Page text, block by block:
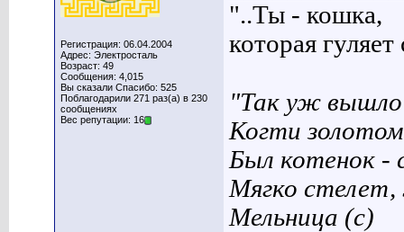
Регистрация: 06.04.2004
Адрес: Электросталь
Возраст: 49
Сообщения: 4,015
Вы сказали Спасибо: 525
Поблагодарили 271 раз(а) в 230
сообщениях
Вес репутации: 16
"..Ты - кошка,
которая
"Так уж вышло
Когти
Был котенок -
Мягко
Мельница (с)